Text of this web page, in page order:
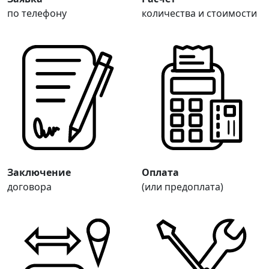
по телефону
количества и стоимости
Заключение
договора
Оплата
(или предоплата)